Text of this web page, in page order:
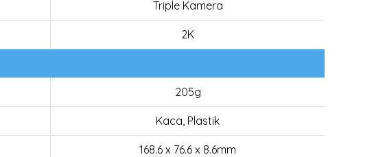
Triple Kamera
2K
205g
Kaca, Plastik
168.6 x 76.6 x 8.6mm